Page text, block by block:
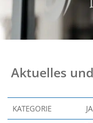
Aktuelles
KATEGORIE